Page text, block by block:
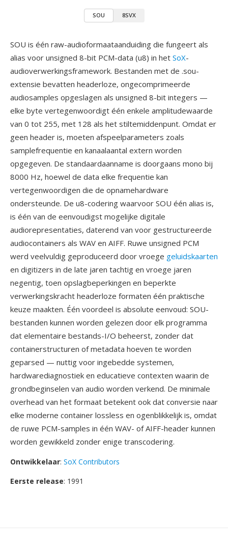
SOU 8SVX
SOU is één raw-audioformaataanduiding die fungeert als
alias voor unsigned 8-bit PCM-data (u8) in het SoX-
audioverwerkingsframework. Bestanden met de .sou-
extensie bevatten headerloze, ongecomprimeerde
audiosamples opgeslagen als unsigned 8-bit integers —
elke byte vertegenwoordigt één enkele amplitudewaarde
van 0 tot 255, met 128 als het stiltemiddenpunt. Omdat er
geen header is, moeten afspeelparameters zoals
samplefrequentie en kanaalaantal extern worden
opgegeven. De standaardaanname is doorgaans mono bij
8000 Hz, hoewel de data elke frequentie kan
vertegenwoordigen die de opnamehardware
ondersteunde. De u8-codering waarvoor SOU één alias is,
is één van de eenvoudigst mogelijke digitale
audiorepresentaties, daterend van voor gestructureerde
audiocontainers als WAV en AIFF. Ruwe unsigned PCM
werd veelvuldig geproduceerd door vroege geluidskaarten
en digitizers in de late jaren tachtig en vroege jaren
negentig, toen opslagbeperkingen en beperkte
verwerkingskracht headerloze formaten één praktische
keuze maakten. Één voordeel is absolute eenvoud: SOU-
bestanden kunnen worden gelezen door elk programma
dat elementaire bestands-I/O beheerst, zonder dat
containerstructuren of metadata hoeven te worden
geparsed — nuttig voor ingebedde systemen,
hardwarediagnostiek en educatieve contexten waarin de
grondbeginselen van audio worden verkend. De minimale
overhead van het formaat betekent ook dat conversie naar
elke moderne container lossless en ogenblikkelijk is, omdat
de ruwe PCM-samples in één WAV- of AIFF-header kunnen
worden gewikkeld zonder enige transcodering.
Ontwikkelaar: SoX Contributors
Eerste release: 1991